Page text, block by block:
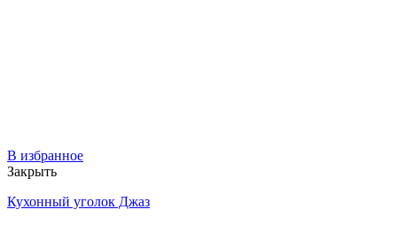
В избранное
Закрыть
Кухонный уголок Джаз